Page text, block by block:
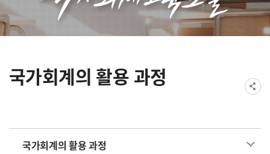
국가회계의 활용 과정
국가회계의 활용 과정